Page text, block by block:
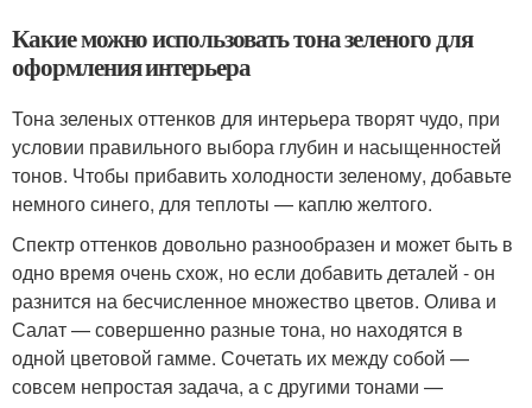
Какие можно использовать тона зеленого для
оформления интерьера
Тона зеленых оттенков для интерьера творят чудо, при
условии правильного выбора глубин и насыщенностей
тонов. Чтобы прибавить холодности зеленому, добавьте
немного синего, для теплоты — каплю желтого.
Спектр оттенков довольно разнообразен и может быть в
одно время очень схож, но если добавить деталей - он
разнится на бесчисленное множество цветов. Олива и
Салат — совершенно разные тона, но находятся в
одной цветовой гамме. Сочетать их между собой —
совсем непростая задача, а с другими тонами —